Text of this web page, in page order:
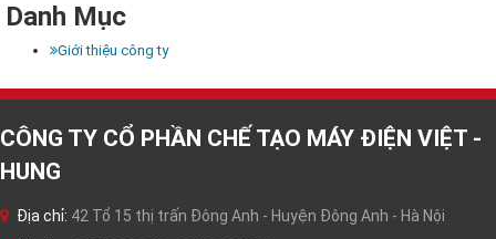
Danh Mục
Giới thiệu công ty
CÔNG TY CỔ PHẦN CHẾ TẠO MÁY ĐIỆN VIỆT -
HUNG
Địa chỉ: 42 Tổ 15 thị trấn Đông Anh - Huyện Đông Anh - Hà Nội